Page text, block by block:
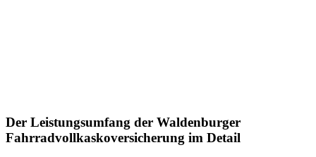
Der Leistungsumfang der Waldenburger
Fahrradvollkaskoversicherung im Detail